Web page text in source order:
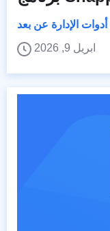
أدوات الإدارة عن بعد
ابريل 9, 2026